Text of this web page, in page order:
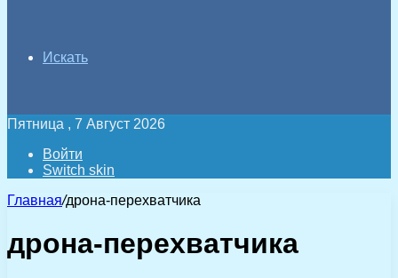
Искать
Пятница , 7 Август 2026
Войти
Switch skin
Главная/дрона-перехватчика
дрона-перехватчика